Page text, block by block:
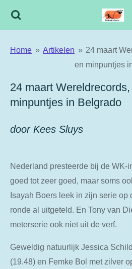
Ga
de
Home » Artikelen » 24 maart
en minpuntjes
24 maart
minpuntjes in Belgrado
door Kees Sluys
Nederland presteerde bij de WK-
goed tot zeer goed, maar soms
Isayah Boers leek in zijn serie op
ronde al uitgeteld. En Tony van
meterserie ook niet uit de verf.
Geweldig natuurlijk Jessica
(19.48) en Femke Bol met zilver